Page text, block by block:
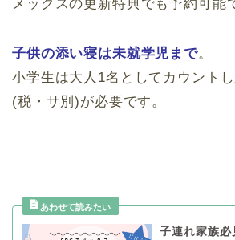
メックスの更新特典でも予約可能
子供の添い寝は未就学児まで。
小学生は大人1名としてカウント
(税・サ別)が必要です。
子連れ家族必